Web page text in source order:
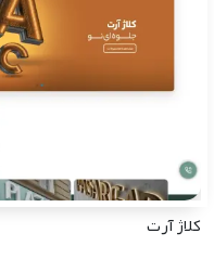
کلاژ آرت